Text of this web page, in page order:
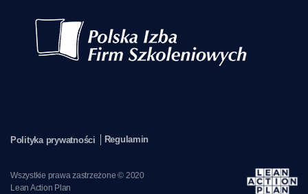
Wszystkie prawa zastrzeżone © 2020
Lean Action Plan
Polityka prywatności Regulamin